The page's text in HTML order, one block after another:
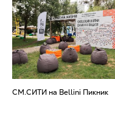
СМ.СИТИ на Bellini Пикник